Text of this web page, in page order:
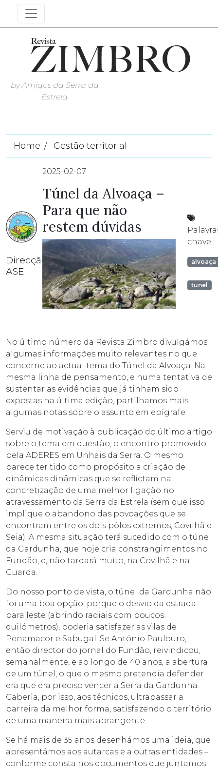
by Amigos da Serra da
Estrela
Home Gestão territorial
Direcção
ASE
2025-02-07
Túnel da Alvoaça –
Para que não
restem dúvidas
chave
alvoaça
tunel
No último número da Revista Zimbro divulgámos
algumas informações muito relevantes no que
concerne ao actual tema do Túnel da Alvoaça. Na
mesma linha de pensamento, e numa tentativa de
sustentar as evidências que já tinham sido
expostas na última edição, partilhamos mais
algumas notas sobre o assunto em epígrafe.
Serviu de motivação à publicação do último artigo
sobre o tema em questão, o encontro promovido
pela ADERES em Unhais da Serra. O mesmo
parece ter tido como propósito a criação de
dinâmicas dinâmicas que se reflictam na
concretização de uma melhor ligação no
atravessamento da Serra da Estrela (sem que isso
implique o abandono das povoações que se
encontram entre os dois pólos extremos, Covilhã e
Seia). A mesma situação terá sucedido com o túnel
da Gardunha, que hoje cria constrangimentos no
Fundão, e, não tardará muito, na Covilhã e na
Guarda.
Do nosso ponto de vista, o túnel da Gardunha não
foi uma boa opção, porque o desvio da estrada
para leste (abrindo radiais com poucos
quilómetros), poderia satisfazer as vilas de
Penamacor e Sabugal. Se António Paulouro,
então director do jornal do Fundão, reivindicou,
semanalmente, e ao longo de 40 anos, a abertura
de um túnel, o que o mesmo pretendia defender
era que era preciso vencer a Serra da Gardunha.
Caberia, por isso, aos técnicos, ultrapassar a
barreira da melhor forma, satisfazendo o território
de uma maneira mais abrangente.
Se há mais de 35 anos desenhámos uma ideia, que
apresentámos aos autarcas e a outras entidades –
conforme consta nos documentos que juntamos